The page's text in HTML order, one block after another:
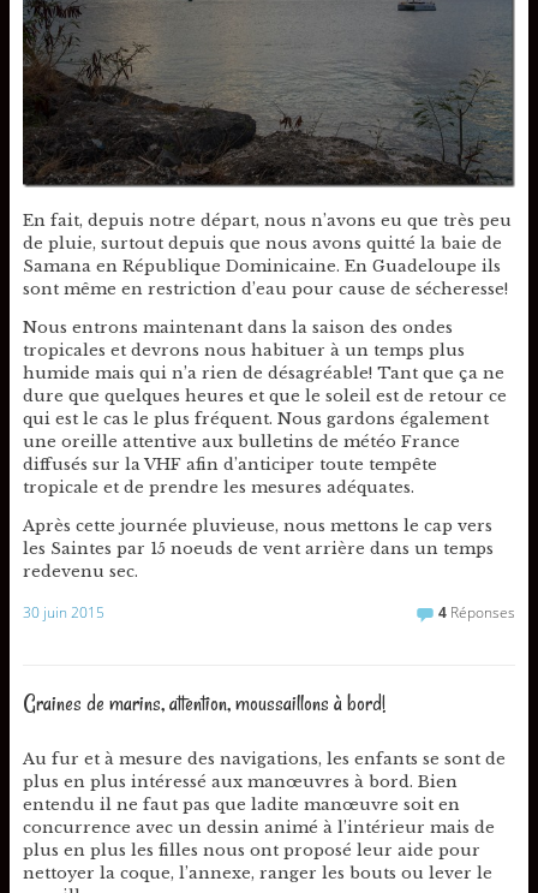
En fait, depuis notre départ, nous n’avons eu que très peu
de pluie, surtout depuis que nous avons quitté la baie de
Samana en République Dominicaine. En Guadeloupe ils
sont même en restriction d’eau pour cause de sécheresse!
Nous entrons maintenant dans la saison des ondes
tropicales et devrons nous habituer à un temps plus
humide mais qui n’a rien de désagréable! Tant que ça ne
dure que quelques heures et que le soleil est de retour ce
qui est le cas le plus fréquent. Nous gardons également
une oreille attentive aux bulletins de météo France
diffusés sur la VHF afin d’anticiper toute tempête
tropicale et de prendre les mesures adéquates.
Après cette journée pluvieuse, nous mettons le cap vers
les Saintes par 15 noeuds de vent arrière dans un temps
redevenu sec.
30 juin 2015
4 Réponses
Graines de marins, attention, moussaillons à bord!
Au fur et à mesure des navigations, les enfants se sont de
plus en plus intéressé aux manœuvres à bord. Bien
entendu il ne faut pas que ladite manœuvre soit en
concurrence avec un dessin animé à l’intérieur mais de
plus en plus les filles nous ont proposé leur aide pour
nettoyer la coque, l’annexe, ranger les bouts ou lever le